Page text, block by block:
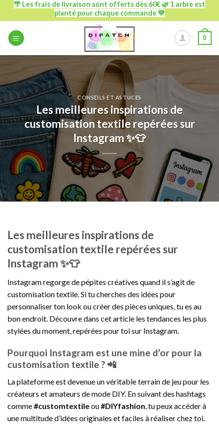
Passer
contenu
🌴 Les frais de livraison sont offerts dès 60€ 🌿 1 arbre est
planté pour chaque commande 💚
0
CONSEILS ET ASTUCES
Les meilleures inspirations de
customisation textile repérées sur
Instagram ✨👕
Les meilleures inspirations de
customisation textile repérées sur
Instagram ✨👕
Instagram regorge de pépites créatives quand il s’agit de
customisation textile. Si tu cherches des idées pour
personnaliser ton look ou créer des pièces uniques, tu es au
bon endroit. Découvre dans cet article les tendances les plus
stylées du moment, repérées pour toi sur Instagram.
Pourquoi Instagram est une mine d’or pour la
customisation textile ? 📲
La plateforme est devenue un véritable terrain de jeu pour les
créateurs et amateurs de mode DIY. En suivant des hashtags
comme#customtextileou#DIYfashion , tu peux accéder à
une multitude d’idées originales et faciles à réaliser chez toi.